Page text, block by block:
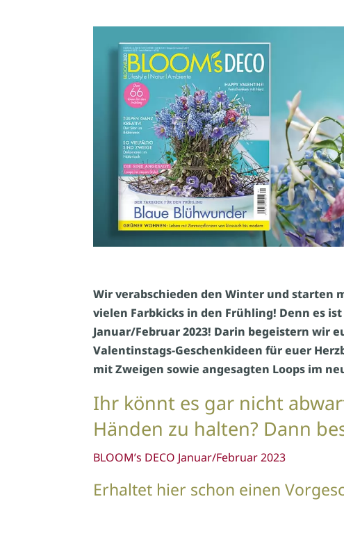
Wir verabschieden den Winter und
vielen Farbkicks in den Frühling! Denn es ist
Januar/Februar 2023! Darin begeistern wir
Valentinstags-Geschenkideen für euer
mit Zweigen sowie angesagten Loops im
Ihr könnt es gar nicht
Händen zu halten? Dann
BLOOM’s DECO Januar/Februar 2023
Erhaltet hier schon einen